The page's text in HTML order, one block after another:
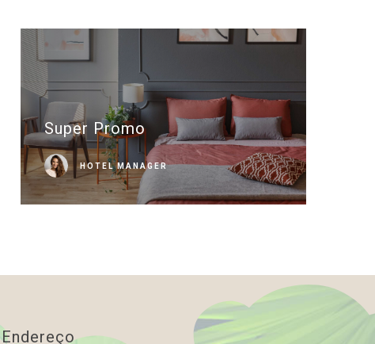
Super Promo
HOTEL MANAGER
Endereço